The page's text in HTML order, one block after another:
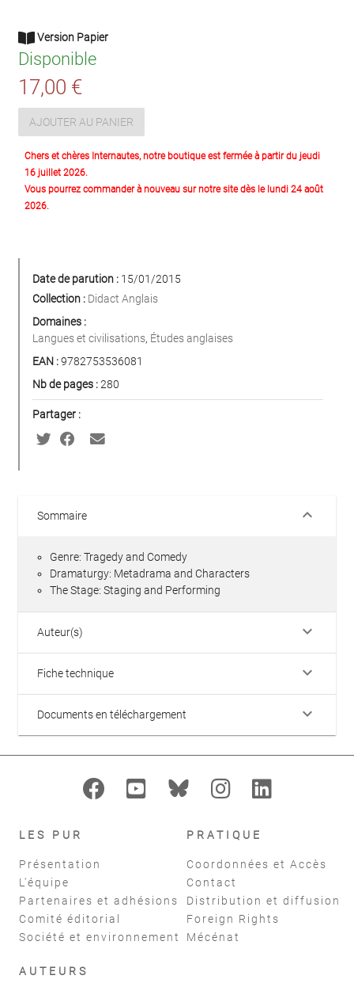
Version Papier
Disponible
17,00 €
AJOUTER AU PANIER
Chers et chères Internautes, notre boutique est fermée à partir du jeudi
16 juillet 2026.
Vous pourrez commander à nouveau sur notre site dès le lundi 24 août
2026.
Date de parution : 15/01/2015
Collection : Didact Anglais
Domaines :
Langues et civilisations, Études anglaises
EAN :9782753536081
Nb de pages :280
Partager :
Sommaire keyboard_arrow_down
Genre: Tragedy and Comedy
Dramaturgy: Metadrama and Characters
The Stage: Staging and Performing
Auteur(s) keyboard_arrow_down
Fiche technique keyboard_arrow_down
Documents en téléchargement keyboard_arrow_down
LES PUR
Présentation
L'équipe
Partenaires et adhésions
Comité éditorial
Société et environnement
PRATIQUE
Coordonnées et Accès
Contact
Distribution et diffusion
Foreign Rights
Mécénat
AUTEURS